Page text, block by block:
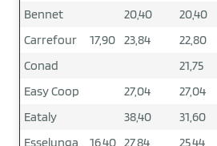
Bennet 20,40
20,40
Carrefour
17,90 23,84 22,80
Conad
21,75
Easy Coop
27,04 27,04
Eataly
38,40
31,60
Esselunga
16,40 27,84
25,44